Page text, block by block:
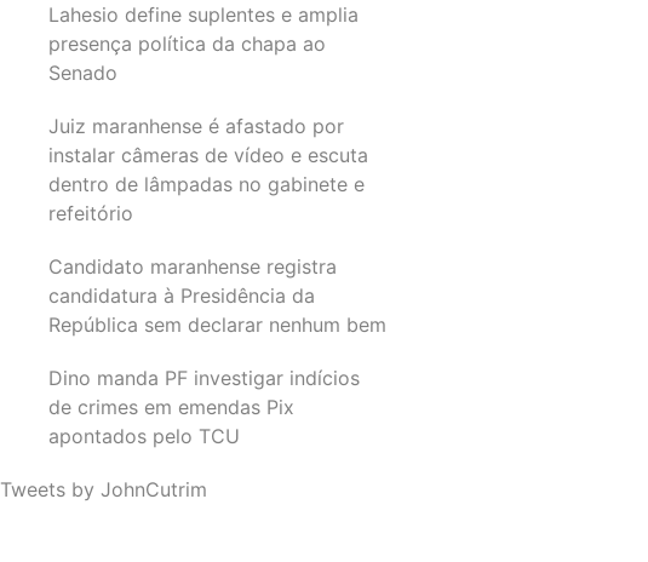
Lahesio define suplentes e amplia
presença política da chapa ao
Senado
Juiz maranhense é afastado por
instalar câmeras de vídeo e escuta
dentro de lâmpadas no gabinete e
refeitório
Candidato maranhense registra
candidatura à Presidência da
República sem declarar nenhum bem
Dino manda PF investigar indícios
de crimes em emendas Pix
apontados pelo TCU
Tweets by JohnCutrim